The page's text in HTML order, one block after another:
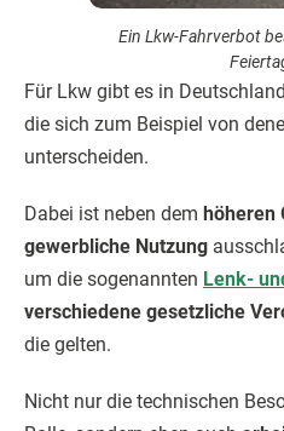
Ein Lkw-Fahrverbot
Für Lkw gibt es in Deutschland
die sich zum Beispiel von
unterscheiden.
Dabei ist neben dem höheren
gewerbliche Nutzung
um die sogenannten Lenk-
verschiedene gesetzliche
die gelten.
Nicht nur die technischen